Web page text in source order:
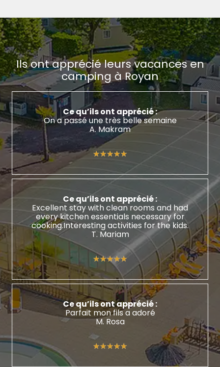
Ils ont apprécié leurs vacances en
camping à Royan
Ce qu’ils ont apprécié :
On a passé une très belle semaine
A. Makram
★★★★★
★★★★★
Ce qu’ils ont apprécié :
Excellent stay with clean rooms and had
every kitchen essentials necessary for
cooking.Interesting activities for the kids.
T. Mariam
★★★★★
★★★★★
Ce qu’ils ont apprécié :
Parfait mon fils a adoré
M. Rosa
★★★★★
★★★★★